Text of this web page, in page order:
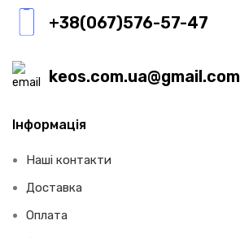
+38(067)576-57-47
keos.com.ua@gmail.com
Інформація
Наші контакти
Доставка
Оплата